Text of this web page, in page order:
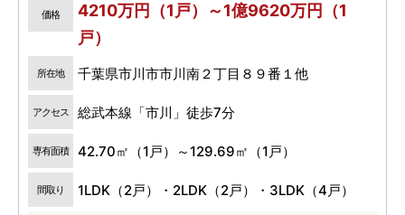
価格
4210万円（1戸）～1億9620万円（1
戸）
所在地 千葉県市川市市川南２丁目８９番１他
アクセス 総武本線「市川」徒歩7分
専有面積 42.70㎡（1戸）～129.69㎡（1戸）
間取り 1LDK（2戸）・2LDK（2戸）・3LDK（4戸）